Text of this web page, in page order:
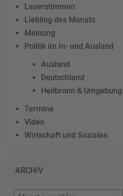
Leserstimmen
Liebling des Monats
Meinung
Politik im In- und Ausland
Ausland
Deutschland
Heilbronn & Umgebung
Termine
Video
Wirtschaft und Soziales
ARCHIV
Archiv